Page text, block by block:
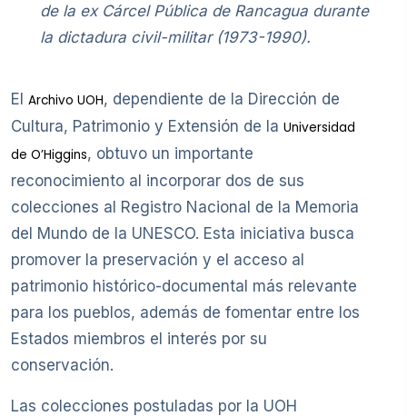
de la ex Cárcel Pública de Rancagua durante
la dictadura civil-militar (1973-1990).
El Archivo UOH, dependiente de la Dirección de
Cultura, Patrimonio y Extensión de la Universidad
de O’Higgins, obtuvo un importante
reconocimiento al incorporar dos de sus
colecciones al Registro Nacional de la Memoria
del Mundo de la UNESCO. Esta iniciativa busca
promover la preservación y el acceso al
patrimonio histórico-documental más relevante
para los pueblos, además de fomentar entre los
Estados miembros el interés por su
conservación.
Las colecciones postuladas por la UOH